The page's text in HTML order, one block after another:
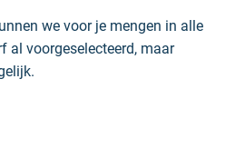
we voor je mengen in alle
al voorgeselecteerd, maar